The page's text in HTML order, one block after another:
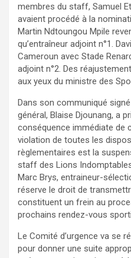
membres du staff, Samuel
avaient procédé à la
Martin Ndtoungou Mpile
qu’entraîneur adjoint n°1.
Cameroun avec Stade
adjoint n°2. Des
aux yeux du ministre des
Dans son communiqué
général, Blaise Djounang, a
conséquence immédiate de
violation de toutes les
règlementaires est la
staff des Lions
Marc Brys, entraineur-
réserve le droit de
constituent un frein au
prochains rendez-vous
Le Comité d’urgence va se
pour donner une suite